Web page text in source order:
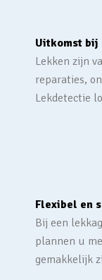
Uitkomst bij
Lekken zijn
reparaties,
Lekdetectie
Flexibel en
Bij een
plannen u
gemakkelijk